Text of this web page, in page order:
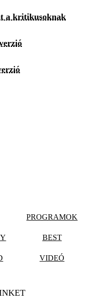
a kritikusoknak
PROGRAMOK
BEST
VIDEÓ